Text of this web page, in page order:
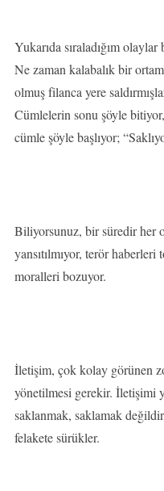
Yukarıda sıraladığım
Ne zaman kalabalık bir
olmuş filanca yere
Cümlelerin sonu şöyle
cümle şöyle başlıyor;
Biliyorsunuz, bir süredir her
yansıtılmıyor, terör
moralleri bozuyor.
İletişim, çok kolay görünen
yönetilmesi gerekir. İletişimi
saklanmak, saklamak
felakete sürükler.